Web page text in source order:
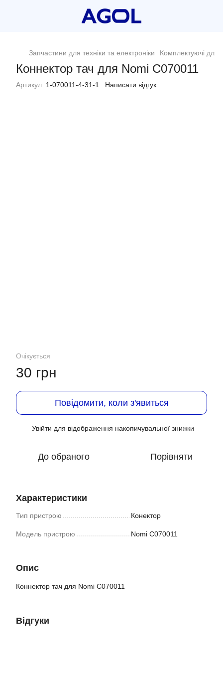
Запчастини для техніки та електроніки Комплектуючі для
Коннектор тач для Nomi C070011
Артикул: 1-070011-4-31-1 Написати відгук
Очікується
30 грн
Повідомити, коли з'явиться
Увійти для відображення накопичувальної знижки
До обраного Порівняти
Характеристики
Тип пристрою Конектор
Модель пристрою Nomi C070011
Опис
Коннектор тач для Nomi C070011
Відгуки